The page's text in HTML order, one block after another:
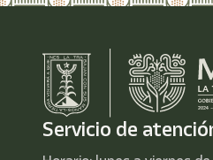
Servicio de